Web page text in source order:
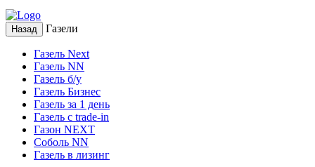
Назад Газели
Газель Next
Газель NN
Газель б/у
Газель Бизнес
Газель за 1 день
Газель с trade-in
Газон NEXT
Соболь NN
Газель в лизинг